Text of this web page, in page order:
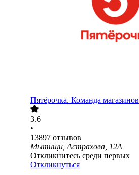
Пятёрочка. Команда магазинов
3.6
•
13897 отзывов
Мытищи, Астрахова, 12А
Откликнитесь среди первых
Откликнуться